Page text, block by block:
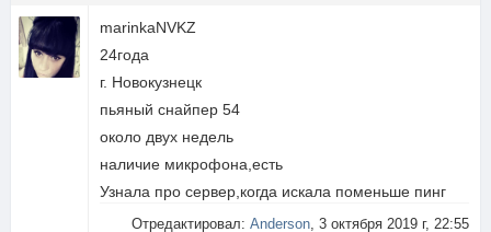
marinkaNVKZ
24года
г. Новокузнецк
пьяный снайпер 54
около двух недель
наличие микрофона,есть
Узнала про сервер,когда искала поменьше пинг
Отредактировал: Anderson, 3 октября 2019 г, 22:55